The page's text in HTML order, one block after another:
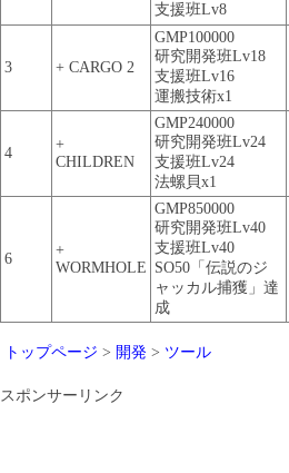
支援班Lv8
3 + CARGO 2
GMP100000
研究開発班Lv18
支援班Lv16
運搬技術x1
4
+
CHILDREN
GMP240000
研究開発班Lv24
支援班Lv24
法螺貝x1
6
+
WORMHOLE
GMP850000
研究開発班Lv40
支援班Lv40
SO50「伝説のジ
ャッカル捕獲」達
成
トップページ > 開発 > ツール
スポンサーリンク